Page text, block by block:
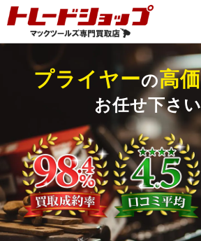
プライヤーの高
お任せ下さい